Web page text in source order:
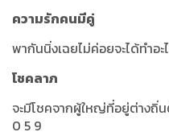
ความรักคนมีคู่
พากันนิ่งเฉยไม่ค่อยจะได้ทำอ
โชคลาภ
จะมีโชคจากผู้ใหญ่ที่อยู่ต่างถิ่
0 5 9